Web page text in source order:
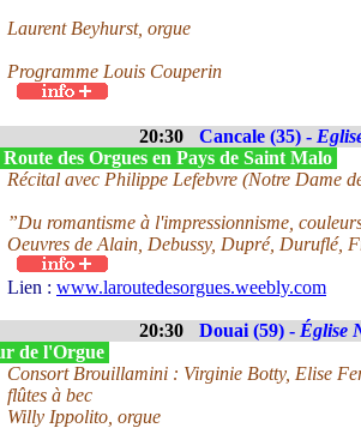
Laurent Beyhurst, orgue
Programme Louis Couperin
20:30 Cancale (35) -
des Orgues en Pays de Saint Malo
Récital avec Philippe Lefebvre (Notre Dame
”Du romantisme à l'impressionnisme,
Oeuvres de Alain, Debussy, Dupré, Duruflé,
Lien : www.laroutedesorgues.weebly.com
20:30 Douai (59) - Église
de l'Orgue
Consort Brouillamini : Virginie Botty, Elise
flûtes à bec
Willy Ippolito, orgue